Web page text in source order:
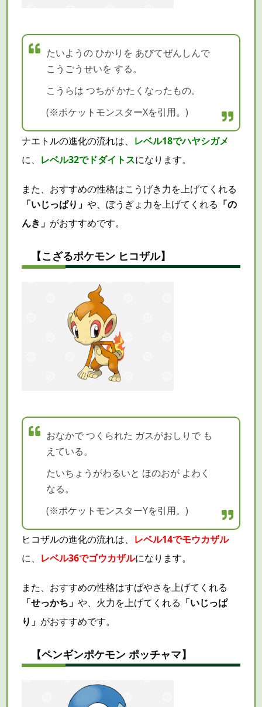
たいようの ひかりを あびてぜんしんで
こうごうせいを する。
こうらは つちが かたくなったもの。
(※ポケットモンスターXを引用。)
ナエトルの進化の流れは、 レベル18でハヤシガメ
に、 レベル32でドダイトスになります。
また、おすすめの性格はこうげき力を上げてくれる
「いじっぱり」や、ぼうぎょ力を上げてくれる 「の
んき」 がおすすめです。
【こざるポケモン ヒコザル】
おなかで つくられた ガスがおしりで も
えている。
たいちょうがわるいと ほのおが よわく
なる。
(※ポケットモンスターYを引用。)
ヒコザルの進化の流れは、 レベル14でモウカザル
に、 レベル36でゴウカザルになります。
また、おすすめの性格はすばやさを上げてくれる
「せっかち」や、火力を上げてくれる 「いじっぱ
り」 がおすすめです。
【ペンギンポケモン ポッチャマ】